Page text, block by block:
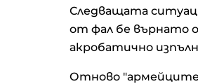
Следващата
от фал бе върнато
акробатично
Отново "армейците"